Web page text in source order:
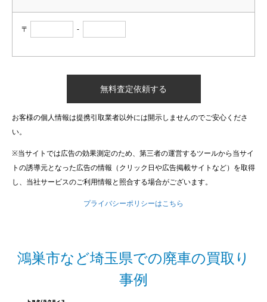
〒 -
お客様の個人情報は提携引取業者以外には開示しませんのでご安心くださ
い。
※当サイトでは広告の効果測定のため、第三者の運営するツールから当サイ
トの誘導元となった広告の情報（クリック日や広告掲載サイトなど）を取得
し、当社サービスのご利用情報と照合する場合がございます。
プライバシーポリシーはこちら
鴻巣市など埼玉県での廃車の買取り
事例